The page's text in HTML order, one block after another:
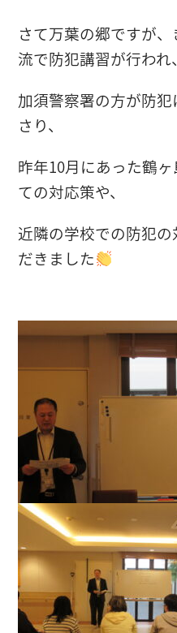
さて万葉の郷ですが
流で防犯講習が行われ、
加須警察署の方が防
さり、
昨年10月にあった鶴
ての対応策や、
近隣の学校での防犯
だきました